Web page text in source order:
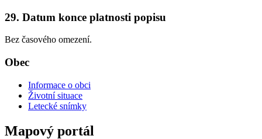
29. Datum konce platnosti popisu
Bez časového omezení.
Obec
Informace o obci
Životní situace
Letecké snímky
Mapový portál